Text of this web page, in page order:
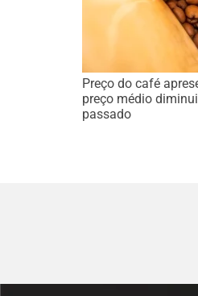
Preço do café
preço médio
passado